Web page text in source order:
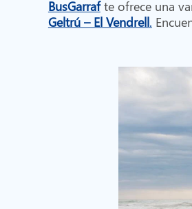
BusGarraf te ofrece una
Geltrú – El Vendrell.